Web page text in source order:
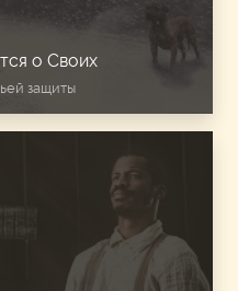
о Своих
защиты